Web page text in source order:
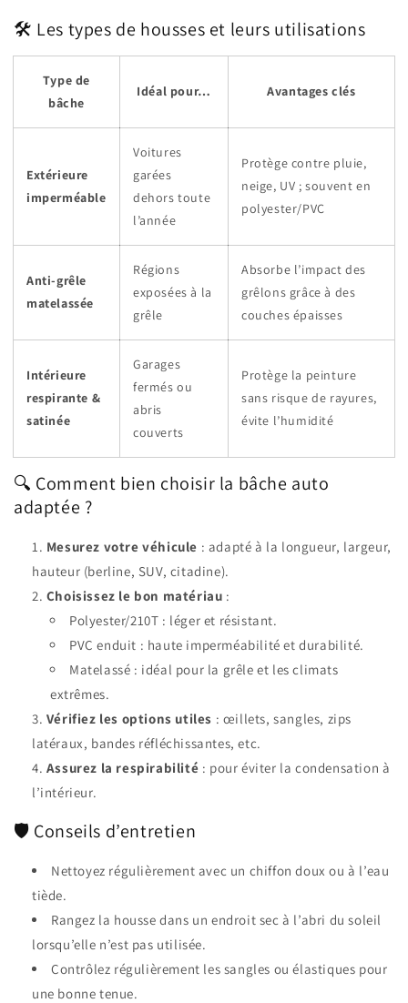
🛠️ Les types de housses et leurs utilisations
Type de
bâche
Idéal pour… Avantages clés
Extérieure
imperméable
Voitures
garées
dehors toute
l’année
Protège contre pluie,
neige, UV ; souvent en
polyester/PVC
Anti-grêle
matelassée
Régions
exposées à la
grêle
Absorbe l’impact des
grêlons grâce à des
couches épaisses
Intérieure
respirante &
satinée
Garages
fermés ou
abris
couverts
Protège la peinture
sans risque de rayures,
évite l’humidité
🔍 Comment bien choisir la bâche auto
adaptée ?
Mesurez votre véhicule : adapté à la longueur, largeur,
hauteur (berline, SUV, citadine).
Choisissez le bon matériau :
Polyester/210T : léger et résistant.
PVC enduit : haute imperméabilité et durabilité.
Matelassé : idéal pour la grêle et les climats
extrêmes.
Vérifiez les options utiles : œillets, sangles, zips
latéraux, bandes réfléchissantes, etc.
Assurez la respirabilité : pour éviter la condensation à
l’intérieur.
🛡️ Conseils d’entretien
Nettoyez régulièrement avec un chiffon doux ou à l’eau
tiède.
Rangez la housse dans un endroit sec à l’abri du soleil
lorsqu’elle n’est pas utilisée.
Contrôlez régulièrement les sangles ou élastiques pour
une bonne tenue.